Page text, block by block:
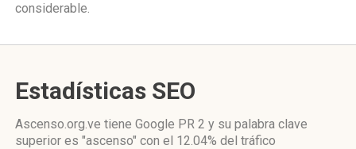
considerable.
Estadísticas SEO
Ascenso.org.ve tiene Google PR 2 y su palabra clave
superior es "ascenso" con el 12.04% del tráfico